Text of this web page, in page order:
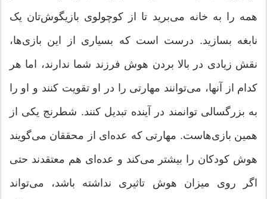
همه را به خانه می‌برید تا از کوچولوی بازیگوش‌تان یک
نابغه بسازید. درست است که بسیاری از این بازی‌ها،
نقش زیادی در بالا بردن هوش فرزند شما ندارند، اما هر
کدام از آنها، می‌توانند مهارتی را در او تقویت کنند و او را
به بزرگسالی توانمند در آینده تبدیل کنند. شطرنج یکی از
همین بازی‌هاست. مهارتی که عده‌ای از محققان می‌گویند
هوش کودکان را بیشتر می‌کند و عده‌ای هم معتقدند حتی
اگر روی میزان هوش تاثیری نداشته باشد، می‌تواند